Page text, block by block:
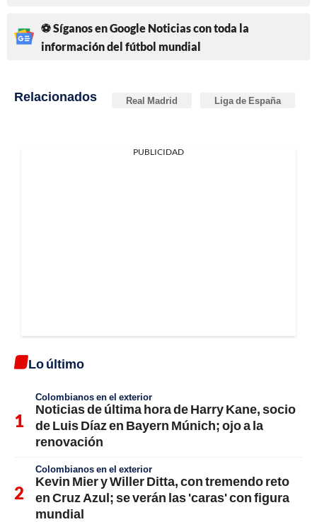
⚽ Síganos en Google Noticias con toda la
información del fútbol mundial
Relacionados Real Madrid Liga de España
PUBLICIDAD
Lo último
Colombianos en el exterior
Noticias de última hora de Harry Kane, socio
de Luis Díaz en Bayern Múnich; ojo a la
renovación
Colombianos en el exterior
Kevin Mier y Willer Ditta, con tremendo reto
en Cruz Azul; se verán las 'caras' con figura
mundial